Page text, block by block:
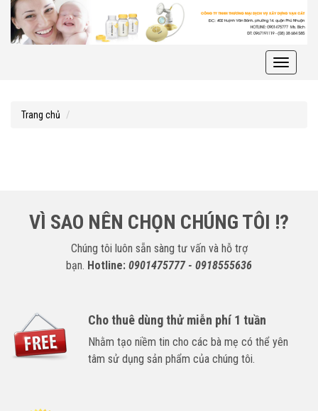
Toggle
Trang chủ
VÌ SAO NÊN CHỌN CHÚNG TÔI !?
Chúng tôi luôn sẵn sàng tư vấn và hỗ trợ
bạn. Hotline: 0901475777 - 0918555636
Cho thuê dùng thử miễn phí 1 tuần
Nhằm tạo niềm tin cho các bà mẹ có thể yên
tâm sử dụng sản phẩm của chúng tôi.